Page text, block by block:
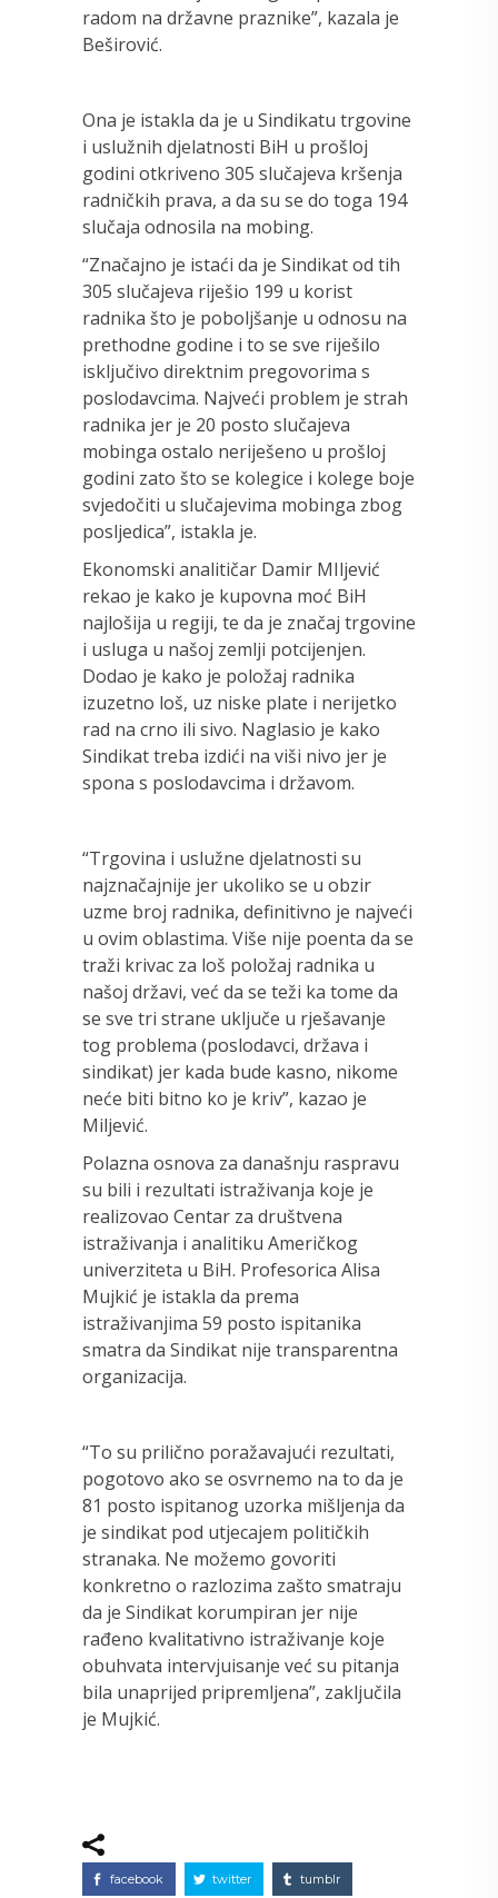
radom na državne praznike”, kazala je
Beširović.
Ona je istakla da je u Sindikatu trgovine
i uslužnih djelatnosti BiH u prošloj
godini otkriveno 305 slučajeva kršenja
radničkih prava, a da su se do toga 194
slučaja odnosila na mobing.
“Značajno je istaći da je Sindikat od tih
305 slučajeva riješio 199 u korist
radnika što je poboljšanje u odnosu na
prethodne godine i to se sve riješilo
isključivo direktnim pregovorima s
poslodavcima. Najveći problem je strah
radnika jer je 20 posto slučajeva
mobinga ostalo neriješeno u prošloj
godini zato što se kolegice i kolege boje
svjedočiti u slučajevima mobinga zbog
posljedica”, istakla je.
Ekonomski analitičar Damir MIljević
rekao je kako je kupovna moć BiH
najlošija u regiji, te da je značaj trgovine
i usluga u našoj zemlji potcijenjen.
Dodao je kako je položaj radnika
izuzetno loš, uz niske plate i nerijetko
rad na crno ili sivo. Naglasio je kako
Sindikat treba izdići na viši nivo jer je
spona s poslodavcima i državom.
“Trgovina i uslužne djelatnosti su
najznačajnije jer ukoliko se u obzir
uzme broj radnika, definitivno je najveći
u ovim oblastima. Više nije poenta da se
traži krivac za loš položaj radnika u
našoj državi, već da se teži ka tome da
se sve tri strane uključe u rješavanje
tog problema (poslodavci, država i
sindikat) jer kada bude kasno, nikome
neće biti bitno ko je kriv”, kazao je
Miljević.
Polazna osnova za današnju raspravu
su bili i rezultati istraživanja koje je
realizovao Centar za društvena
istraživanja i analitiku Američkog
univerziteta u BiH. Profesorica Alisa
Mujkić je istakla da prema
istraživanjima 59 posto ispitanika
smatra da Sindikat nije transparentna
organizacija.
“To su prilično poražavajući rezultati,
pogotovo ako se osvrnemo na to da je
81 posto ispitanog uzorka mišljenja da
je sindikat pod utjecajem političkih
stranaka. Ne možemo govoriti
konkretno o razlozima zašto smatraju
da je Sindikat korumpiran jer nije
rađeno kvalitativno istraživanje koje
obuhvata intervjuisanje već su pitanja
bila unaprijed pripremljena”, zaključila
je Mujkić.
facebook twitter tumblr